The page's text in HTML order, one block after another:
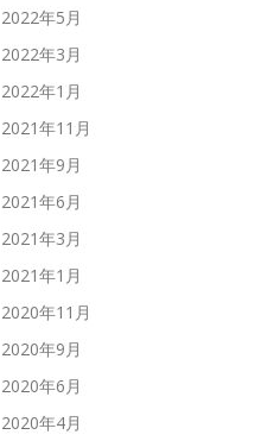
2022年5月
2022年3月
2022年1月
2021年11月
2021年9月
2021年6月
2021年3月
2021年1月
2020年11月
2020年9月
2020年6月
2020年4月